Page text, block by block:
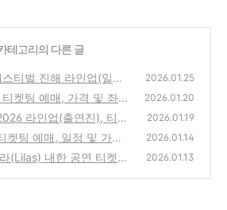
테고리의 다른 글
티벌 진해 라인업(일자
매, 공연 일정 바로 확인
MUSIC FESTIVA
2026.01.25
켓팅 예매, 가격 및 좌석
일정 총정리( 2026 NC
(1)
2026.01.20
라인업(출연진), 티켓
로 확인 - 서재페 SEOUL
2026.01.19
켓팅 예매, 일정 및 가격
FAN CONCERT [T
2026.01.14
(Lilas) 내한 공연 티켓팅
2026.01.13